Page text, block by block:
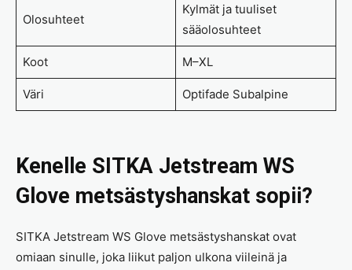
Olosuhteet
Kylmät ja tuuliset
sääolosuhteet
Koot M–XL
Väri Optifade Subalpine
Kenelle SITKA Jetstream WS
Glove metsästyshanskat sopii?
SITKA Jetstream WS Glove metsästyshanskat ovat
omiaan sinulle, joka liikut paljon ulkona viileinä ja